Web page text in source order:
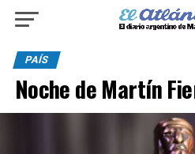
PAÍS
Noche de Martín